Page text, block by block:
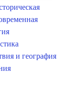
и география